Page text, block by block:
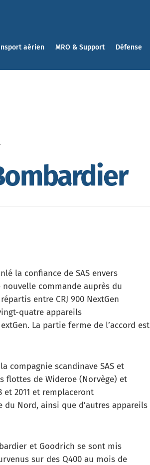
aérien MRO & Support Défense
la confiance de SAS envers
commande auprès du
entre CRJ 900 NextGen
quatre appareils
La partie ferme de l’accord est
compagnie scandinave SAS et
flottes de Wideroe (Norvège) et
2011 et remplaceront
Nord, ainsi que d’autres appareils
et Goodrich se sont mis
sur des Q400 au mois de